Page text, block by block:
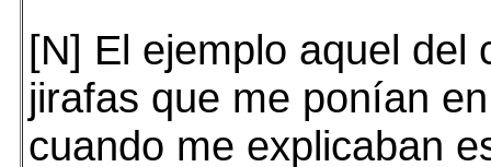
[N] El ejemplo aquel del
jirafas que me ponían
cuando me explicaban